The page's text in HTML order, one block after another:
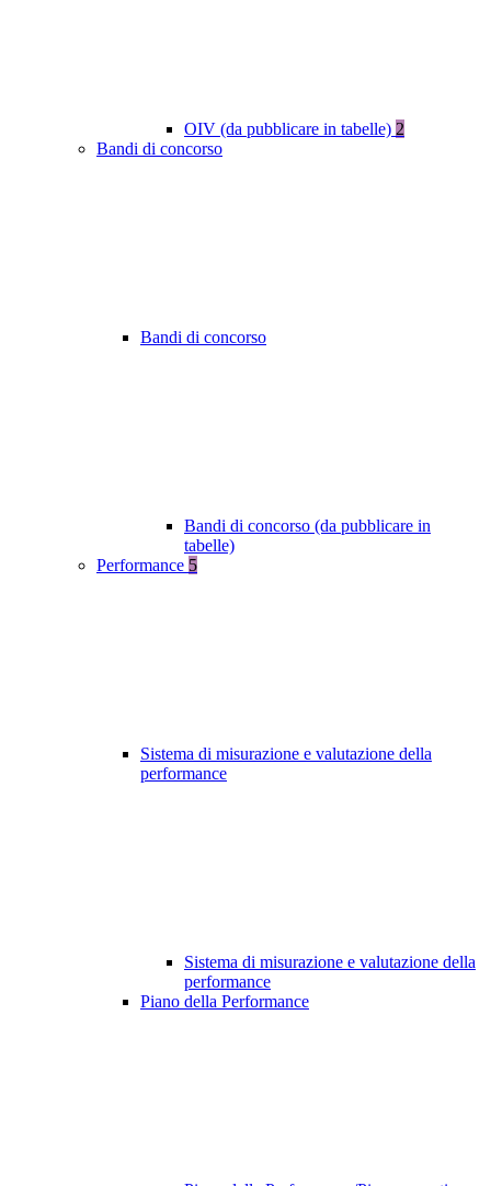
OIV (da pubblicare in tabelle) 2
Bandi di concorso
Bandi di concorso
Bandi di concorso (da pubblicare in
tabelle)
Performance 5
Sistema di misurazione e valutazione della
performance
Sistema di misurazione e valutazione della
performance
Piano della Performance